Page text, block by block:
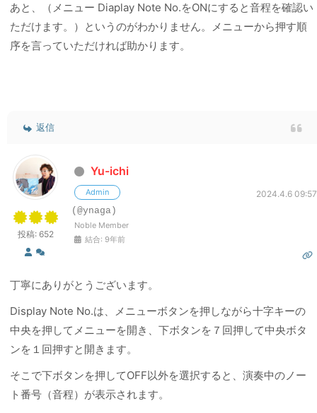
あと、（ メニュー Diaplay Note No.をONにすると音程を確認い
ただけます。）というのがわかりません。メニューから押す順
序を言っていただければ助かります。
返信
投稿: 652
Yu-ichi
Admin
2024.4.6 09:57
(@ynaga)
Noble Member
結合: 9年前
丁寧にありがとうございます。
Display Note No.は、メニューボタンを押しながら十字キーの
中央を押してメニューを開き、下ボタンを７回押して中央ボタ
ンを１回押すと開きます。
そこで下ボタンを押してOFF以外を選択すると、演奏中のノー
ト番号（音程）が表示されます。